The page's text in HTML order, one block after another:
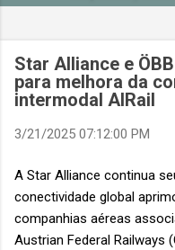
custa ao setor US$ 6,3
extraviada acarreta um
lucro líquido médio de
cinco anulam o lucro de
Star Alliance e
para melhora da
intermodal AIRail
3/21/2025 07:12:00 PM
A Star Alliance continua
conectividade global
companhias aéreas
Austrian Federal Railways